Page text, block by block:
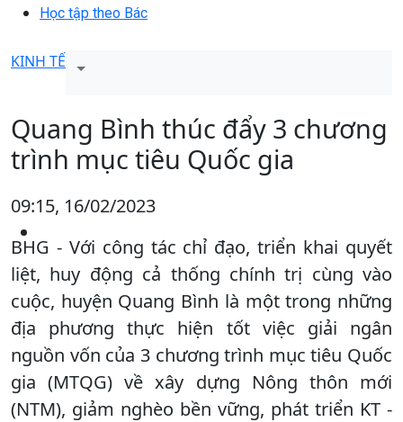
Học tập theo Bác
KINH TẾ
Quang Bình thúc đẩy 3 chương
trình mục tiêu Quốc gia
09:15, 16/02/2023
BHG - Với công tác chỉ đạo, triển khai quyết
liệt, huy động cả thống chính trị cùng vào
cuộc, huyện Quang Bình là một trong những
địa phương thực hiện tốt việc giải ngân
nguồn vốn của 3 chương trình mục tiêu Quốc
gia (MTQG) về xây dựng Nông thôn mới
(NTM), giảm nghèo bền vững, phát triển KT -